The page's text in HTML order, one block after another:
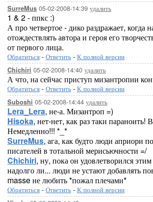
SurreMus 05-02-2008-14:39 удалить
1 & 2 - ппкс :)
А про четвертое - дико раздражает, когда
отождествлять автора и героя его
от первого лица.
Обратиться - Ответить - К полной версии
Chichiri 05-02-2008-14:40 удалить
А что, на сейчас приступ мизантропии
Обратиться - Ответить - К полной версии
Suboshi 05-02-2008-14:44 удалить
Lera_Lera, не-а. Мизантроп =)
Hisoka, нет-нет, как раз таки параноить!
Немедленно!!! *_*
SurreMus, ага, как будто люди априори
писателей в тотальной мерисьючности =/
Chichiri, ну, пока он удовлетворился
надолго ли... люди не устают добавлять
masse не любить *пожал плечами*
Обратиться - Ответить - К полной версии